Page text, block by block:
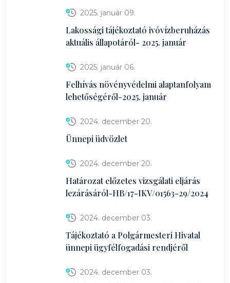
2025. január 09.
Lakossági tájékoztató ivóvízberuházás
aktuális állapotáról- 2025. január
2025. január 06.
Felhívás növényvédelmi alaptanfolyam
lehetőségéről-2025. január
2024. december 20.
Ünnepi üdvözlet
2024. december 20.
Határozat előzetes vizsgálati eljárás
lezárásáról-HB/17-IKV/01563-29/2024
2024. december 03.
Tájékoztató a Polgármesteri Hivatal
ünnepi ügyfélfogadási rendjéről
2024. december 03.